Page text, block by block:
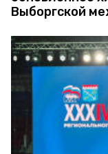
Выборгской